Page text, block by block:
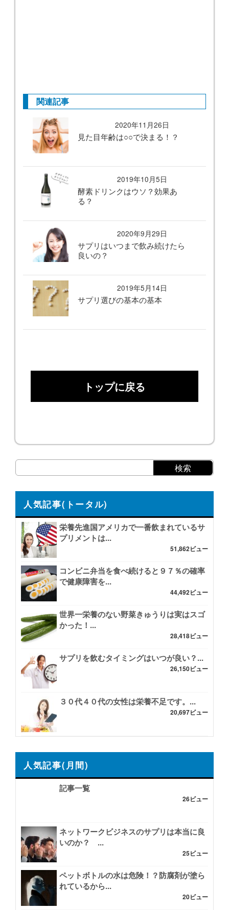
関連記事
2020年11月26日
見た目年齢は○○で決まる！？
2019年10月5日
酵素ドリンクはウソ？効果あ
る？
2020年9月29日
サプリはいつまで飲み続けたら
良いの？
2019年5月14日
サプリ選びの基本の基本
トップに戻る
人気記事(トータル)
栄養先進国アメリカで一番飲まれているサ
プリメントは...
51,862ビュー
コンビニ弁当を食べ続けると９７％の確率
で健康障害を...
44,492ビュー
世界一栄養のない野菜きゅうりは実はスゴ
かった！...
28,418ビュー
サプリを飲むタイミングはいつが良い？...
26,150ビュー
３０代４０代の女性は栄養不足です。...
20,697ビュー
人気記事(月間)
記事一覧
26ビュー
ネットワークビジネスのサプリは本当に良
いのか？ ...
25ビュー
ペットボトルの水は危険！？防腐剤が塗ら
れているから...
20ビュー